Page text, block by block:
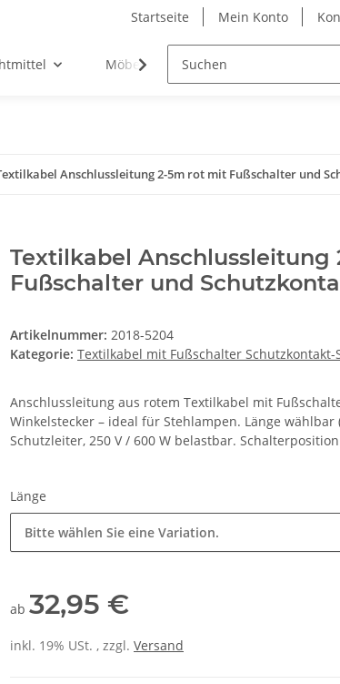
Startseite Mein Konto
Möbel-Ersatzteile
Anschlussleitung 2-5m rot mit Fußschalter und
Textilkabel Anschlussleitung
Fußschalter und
Artikelnummer: 2018-5204
Kategorie: Textilkabel mit Fußschalter Schutzkontakt-
Anschlussleitung aus rotem Textilkabel mit
Winkelstecker – ideal für Stehlampen. Länge wählbar
Schutzleiter, 250 V / 600 W belastbar.
Länge
Bitte wählen Sie eine Variation.
ab 32,95 €
inkl. 19% USt. , zzgl. Versand